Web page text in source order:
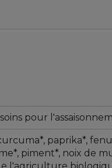
pour
paprika*,
piment*, noix de
l'agriculture